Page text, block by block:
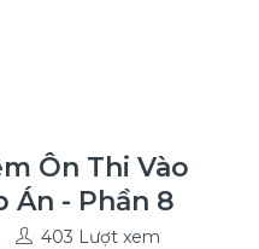
Ôn Thi Vào
Án - Phần 8
403 Lượt xem